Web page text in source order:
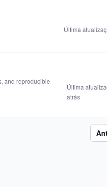
Última
and reproducible
Última
atrás